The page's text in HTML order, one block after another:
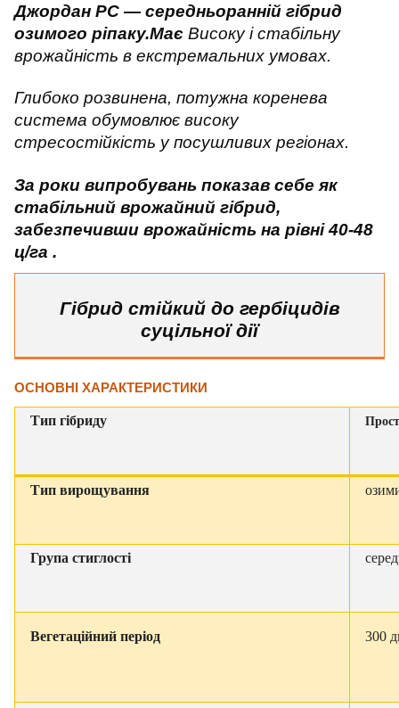
Джордан РС — середньоранній гібрид
озимого ріпаку.Має Високу і стабільну
врожайність в екстремальних умовах.
Глибоко розвинена, потужна коренева
система обумовлює високу
стресостійкість у посушливих регіонах.
За роки випробувань показав себе як
стабільний врожайний гібрид,
забезпечивши врожайність на рівні 40-48
ц/га .
Гібрид стійкий до гербіцидів
суцільної дії
ОСНОВНІ ХАРАКТЕРИСТИКИ
Тип гібриду
Тип вирощування
Група стиглості
Вегетаційний період 300